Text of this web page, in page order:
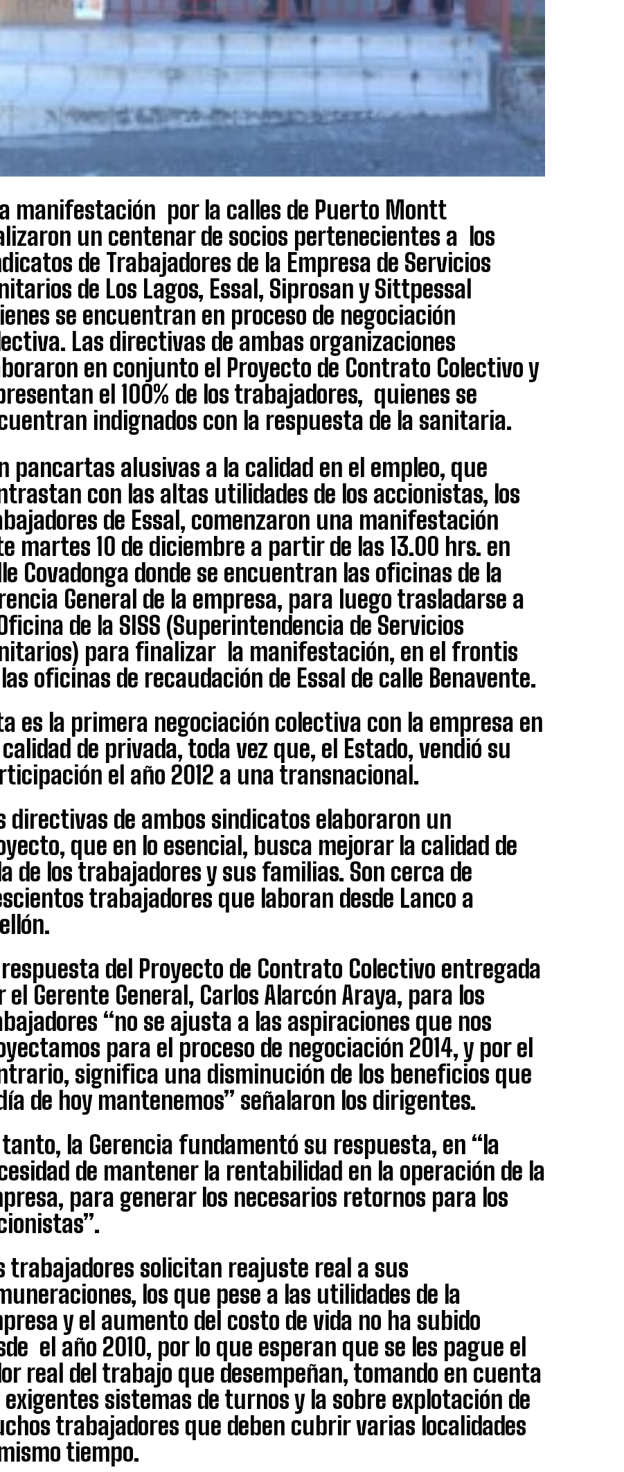
manifestación por la calles de Puerto Montt
un centenar de socios pertenecientes a los
de Trabajadores de la Empresa de Servicios
de Los Lagos, Essal, Siprosan y Sittpessal
se encuentran en proceso de negociación
Las directivas de ambas organizaciones
en conjunto el Proyecto de Contrato Colectivo y
el 100% de los trabajadores, quienes se
indignados con la respuesta de la sanitaria.
pancartas alusivas a la calidad en el empleo, que
con las altas utilidades de los accionistas, los
de Essal, comenzaron una manifestación
martes 10 de diciembre a partir de las 13.00 hrs. en
Covadonga donde se encuentran las oficinas de la
General de la empresa, para luego trasladarse a
de la SISS (Superintendencia de Servicios
para finalizar la manifestación, en el frontis
oficinas de recaudación de Essal de calle Benavente.
es la primera negociación colectiva con la empresa en
de privada, toda vez que, el Estado, vendió su
el año 2012 a una transnacional.
directivas de ambos sindicatos elaboraron un
que en lo esencial, busca mejorar la calidad de
de los trabajadores y sus familias. Son cerca de
trabajadores que laboran desde Lanco a
respuesta del Proyecto de Contrato Colectivo entregada
el Gerente General, Carlos Alarcón Araya, para los
“no se ajusta a las aspiraciones que nos
para el proceso de negociación 2014, y por el
significa una disminución de los beneficios que
de hoy mantenemos” señalaron los dirigentes.
tanto, la Gerencia fundamentó su respuesta, en “la
de mantener la rentabilidad en la operación de la
para generar los necesarios retornos para los
trabajadores solicitan reajuste real a sus
los que pese a las utilidades de la
y el aumento del costo de vida no ha subido
el año 2010, por lo que esperan que se les pague el
real del trabajo que desempeñan, tomando en cuenta
exigentes sistemas de turnos y la sobre explotación de
trabajadores que deben cubrir varias localidades
tiempo.